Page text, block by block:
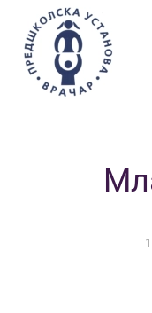
Skip to main